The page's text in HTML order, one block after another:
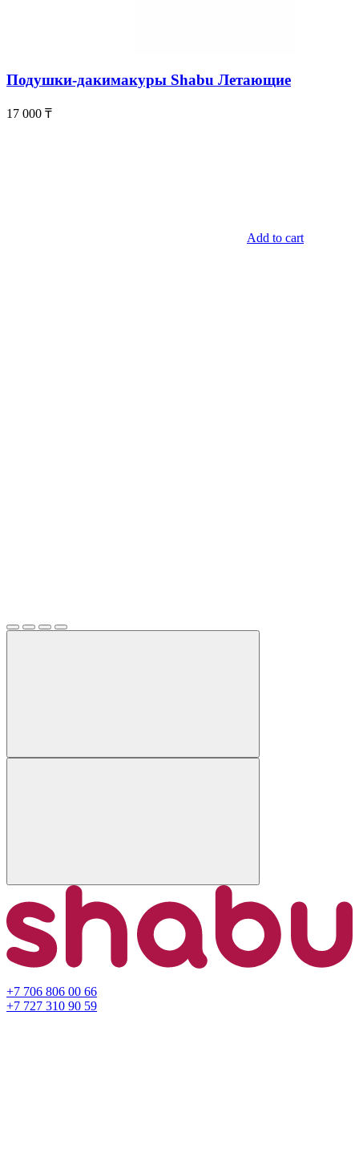
Подушки-дакимакуры Shabu Летающие
17 000 ₸
Add to cart
+7 706 806 00 66
+7 727 310 90 59